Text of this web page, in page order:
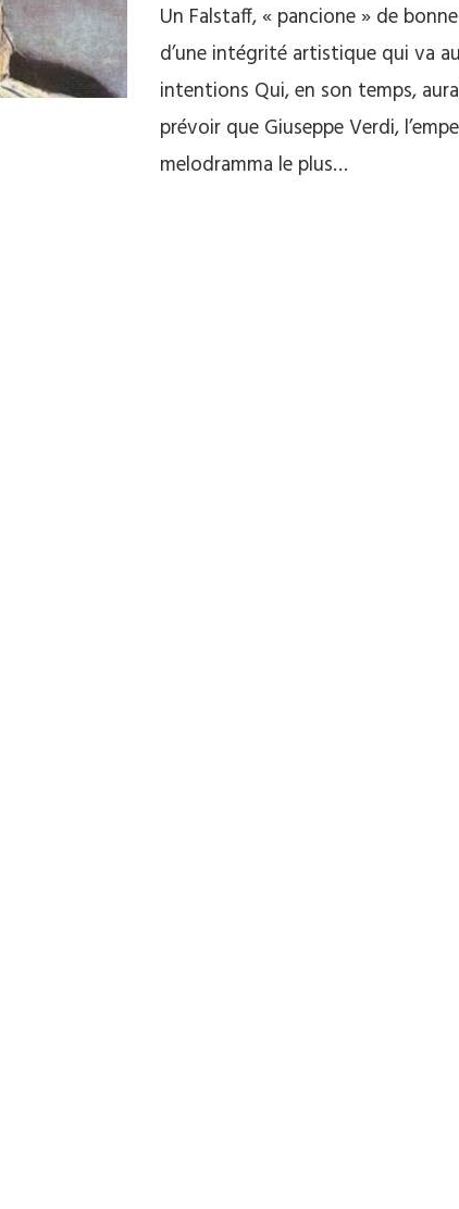
Un Falstaff, « pancione » de
d’une intégrité artistique qui va
intentions Qui, en son temps,
prévoir que Giuseppe Verdi,
melodramma le plus…